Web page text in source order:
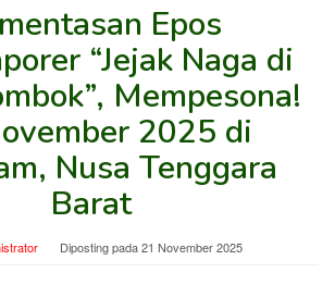
Epos
“Jejak Naga di
Mempesona!
2025 di
Nusa Tenggara
Barat
Diposting pada21 November 2025